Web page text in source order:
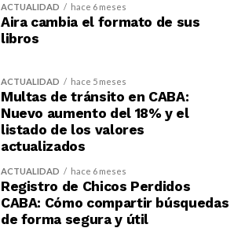
ACTUALIDAD hace 6 meses
Aira cambia el formato de sus
libros
ACTUALIDAD hace 5 meses
Multas de tránsito en CABA:
Nuevo aumento del 18% y el
listado de los valores
actualizados
ACTUALIDAD hace 6 meses
Registro de Chicos Perdidos
CABA: Cómo compartir búsquedas
de forma segura y útil